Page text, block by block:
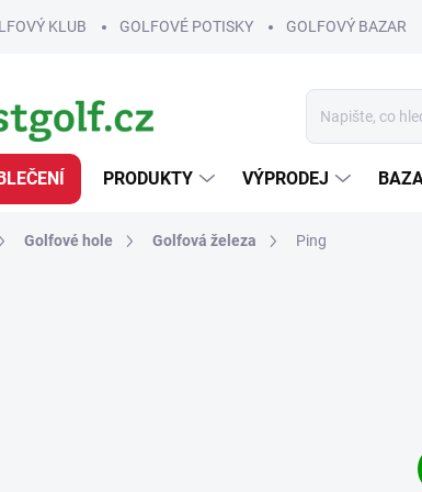
KLUB GOLFOVÉ POTISKY GOLFOVÝ BAZAR
PRODUKTY VÝPRODEJ
Golfové hole Golfová železa Ping